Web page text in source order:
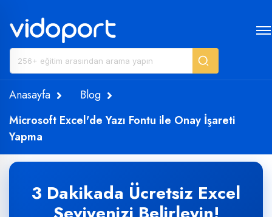
Anasayfa
Blog
Microsoft Excel'de Yazı Fontu ile Onay İşareti
Yapma
3 Dakikada Ücretsiz Excel